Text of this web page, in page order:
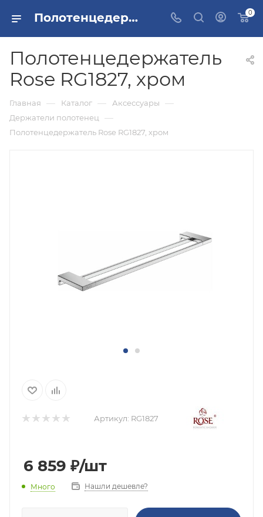
Полотенцедержатель Rose RG1827, хром купить в Москве 0
Полотенцедержатель
Rose RG1827, хром
Главная — Каталог — Аксессуары —
Держатели полотенец —
Полотенцедержатель Rose RG1827, хром
Артикул: RG1827
6 859 ₽/шт
Много Нашли дешевле?